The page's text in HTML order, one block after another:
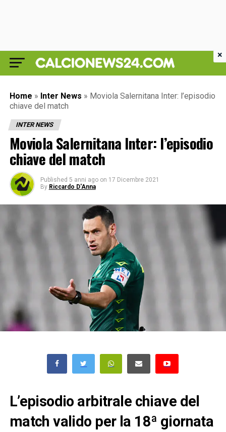
Home » Inter News » Moviola Salernitana Inter: l’episodio
chiave del match
INTER NEWS
Moviola Salernitana Inter: l’episodio
chiave del match
Published 5 anni ago on 17 Dicembre 2021
By Riccardo D'Anna
L’episodio arbitrale chiave del
match valido per la 18ª giornata
×